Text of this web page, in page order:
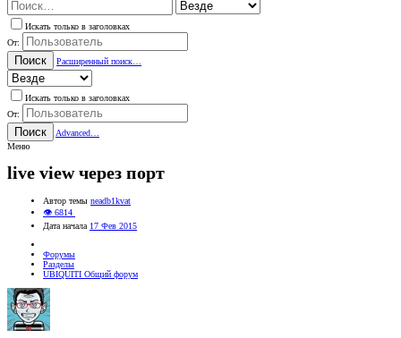
Искать только в заголовках
От:
Поиск Расширенный поиск…
Искать только в заголовках
От:
Поиск
Advanced…
Меню
live view через порт
Автор темы neadb1kvat
👁 6814
Дата начала 17 Фев 2015
Форумы
Разделы
UBIQUITI Общий форум